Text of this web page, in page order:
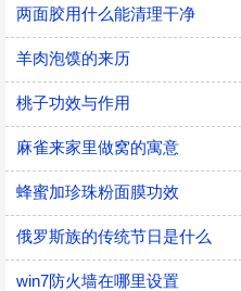
两面胶用什么能清理干净
羊肉泡馍的来历
桃子功效与作用
麻雀来家里做窝的寓意
蜂蜜加珍珠粉面膜功效
俄罗斯族的传统节日是什么
win7防火墙在哪里设置